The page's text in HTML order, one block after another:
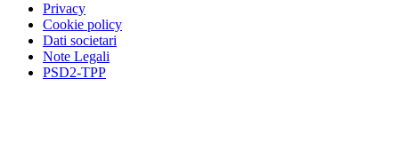
Privacy
Cookie policy
Dati societari
Note Legali
PSD2-TPP